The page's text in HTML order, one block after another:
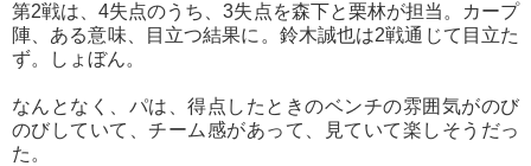
第2戦は、4失点のうち、3失点を森下と栗林が担当。カープ
陣、ある意味、目立つ結果に。鈴木誠也は2戦通じて目立た
ず。しょぼん。
なんとなく、パは、得点したときのベンチの雰囲気がのび
のびしていて、チーム感があって、見ていて楽しそうだっ
た。